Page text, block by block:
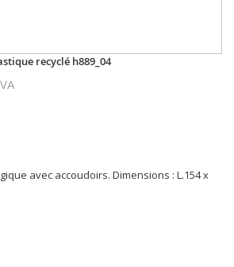
recyclé h889_04
avec accoudoirs. Dimensions : L.154 x